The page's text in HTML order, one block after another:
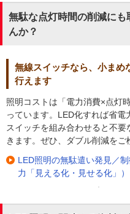
無駄な点灯時間の削減にも
んか？
無線スイッチなら、小まめ
行えます
照明コストは「電力消費×点灯
っています。LED化すれば省電
スイッチを組み合わせると不要
きます。ぜひ、ダブル削減をご
LED照明の無駄遣い発見／
力「見える化・見せる化」）